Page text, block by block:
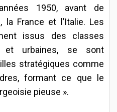
1950, avant de
la France et l’Italie. Les
issus des classes
et urbaines, se sont
stratégiques comme
formant ce que le
pieuse ».